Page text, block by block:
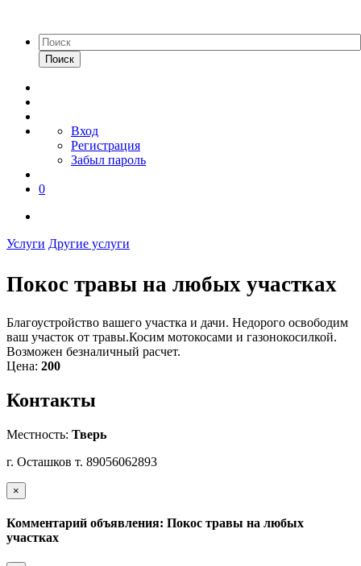
Поиск
Вход
Регистрация
Забыл пароль
0
Услуги Другие услуги
Покос травы на любых участках
Благоустройство вашего участка и дачи. Недорого освободим
ваш участок от травы.Косим мотокосами и газонокосилкой.
Возможен безналичный расчет.
Цена: 200
Контакты
Местность: Тверь
г. Осташков т. 89056062893
×
Комментарий объявления: Покос травы на любых
участках